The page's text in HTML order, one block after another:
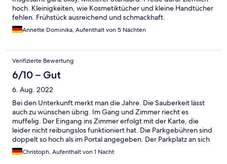
hoch. Kleinigkeiten, wie Kosmetiktücher und kleine Handtücher
fehlen. Frühstück ausreichend und schmackhaft.
Annette Dominika, Aufenthalt von 5 Nächten
Verifizierte Bewertung
6/10 – Gut
6. Aug. 2022
Bei den Unterkunft merkt man die Jahre. Die Sauberkeit lässt
auch zu wünschen übrig. Im Gang und Zimmer riecht es
muffelig. Der Eingang ins Zimmer erfolgt mit der Karte, die
leider nicht reibungslos funktioniert hat. Die Parkgebühren sind
doppelt so hoch als im Portal angegeben. Der Parkplatz an sich
ist recht eng und daher haben größere Fahrzeuge mehr als
einen Parkplatz einnehmen müssen, das zu wenigeren
Christoph, Aufenthalt von 1 Nacht